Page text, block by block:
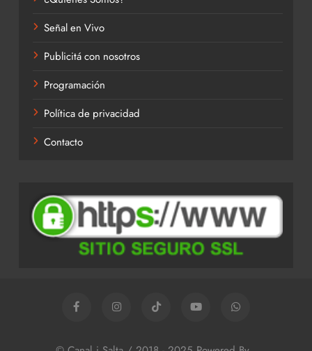
Señal en Vivo
Publicitá con nosotros
Programación
Política de privacidad
Contacto